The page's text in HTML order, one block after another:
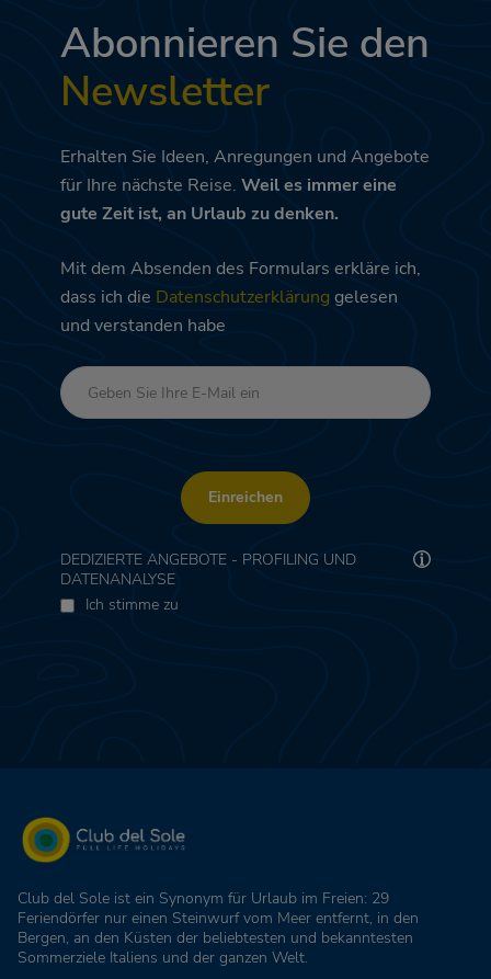
Abonnieren Sie den
Newsletter
Erhalten Sie Ideen, Anregungen und Angebote
für Ihre nächste Reise. Weil es immer eine
gute Zeit ist, an Urlaub zu denken.
Mit dem Absenden des Formulars erkläre ich,
dass ich die Datenschutzerklärung gelesen
und verstanden habe
Einreichen
DEDIZIERTE ANGEBOTE - PROFILING UND
DATENANALYSE
Ich stimme zu
Club del Sole ist ein Synonym für Urlaub im Freien: 29
Feriendörfer nur einen Steinwurf vom Meer entfernt, in den
Bergen, an den Küsten der beliebtesten und bekanntesten
Sommerziele Italiens und der ganzen Welt.